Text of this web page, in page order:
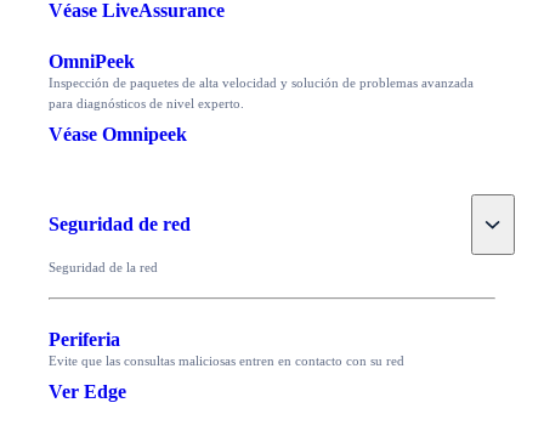
Véase LiveAssurance
OmniPeek
Inspección de paquetes de alta velocidad y solución de problemas avanzada
para diagnósticos de nivel experto.
Véase Omnipeek
Seguridad de red Toggle
Seguridad de la red
Periferia
Evite que las consultas maliciosas entren en contacto con su red
Ver Edge